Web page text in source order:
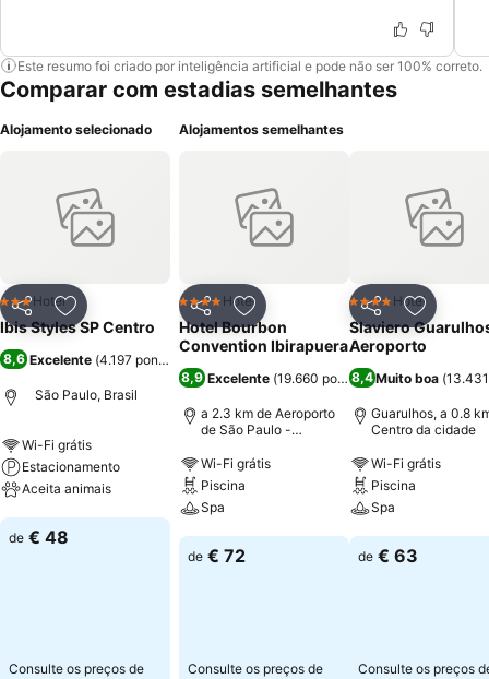
Este resumo foi criado por inteligência artificial e pode não ser 100% correto.
Comparar com estadias semelhantes
Alojamento selecionado
PartilharAdicionar aos favoritos
3 Estrelas
Hotel
Ibis Styles SP Centro
8,6 Excelente (4.197 pontuações
São Paulo, Brasil
Wi-Fi grátis
Estacionamento
Aceita animais
Ver preços
de € 48
Consulte os preços de
Alojamentos semelhantes
PartilharAdicionar aos favoritos
4 EstrelasHotel
Hotel Bourbon
Convention Ibirapuera
8,9 Excelente (19.660 pontuações)
a 2.3 km de Aeroporto
de São Paulo -
Wi-Fi grátis
Piscina
Spa
Ver preços
de € 72
Consulte os preços de
Partilhar
4 EstrelasHotel
Slaviero
Aeroporto
8,4Muito boa (
Guarulhos, a 0.8
Centro da cidade
Wi-Fi grátis
Piscina
Spa
Ver preços
de € 63
Consulte os preços